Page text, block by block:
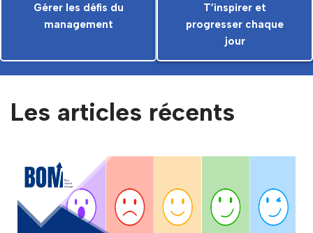
Gérer les défis du
management
T’inspirer et
progresser chaque
jour
Les articles récents